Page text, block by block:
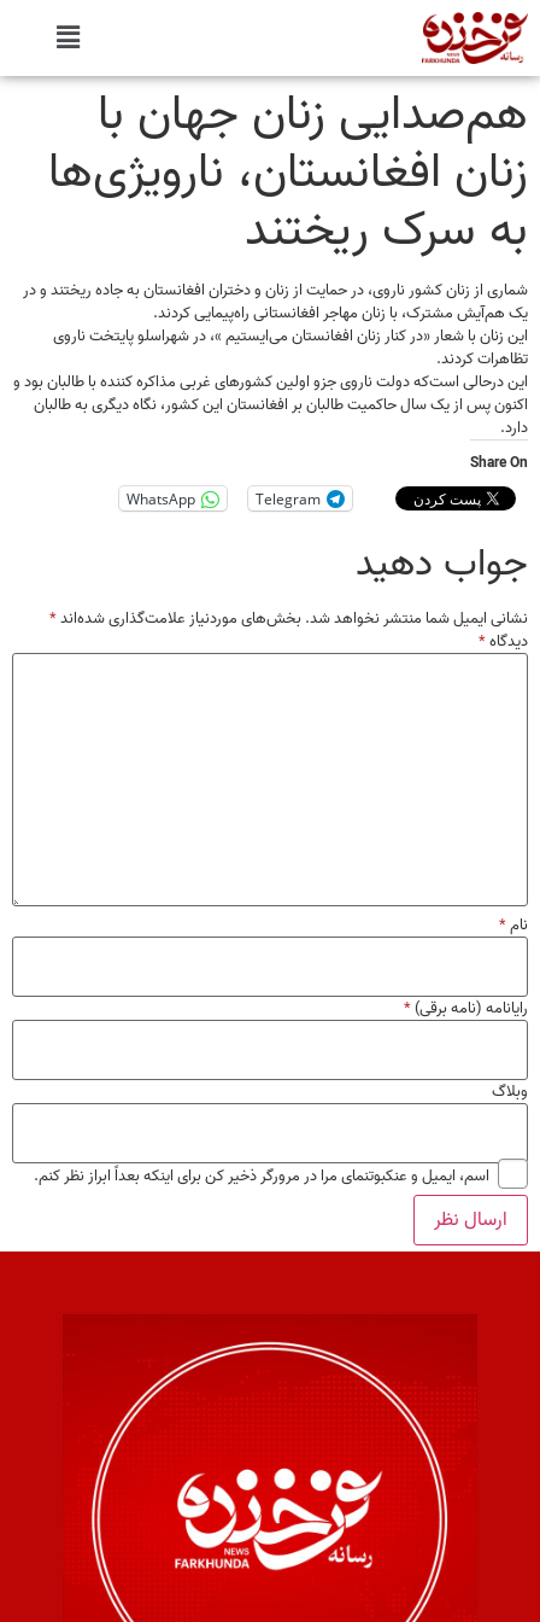
هم‌صدایی زنان جهان با
زنان افغانستان، نارویژی‌ها
به سرک ریختند
شماری از زنان کشور ناروی، در حمایت از زنان و دختران افغانستان به جاده ریختند و در
یک هم‌آیش مشترک، با زنان مهاجر افغانستانی راه‌پیمایی کردند.
این زنان با شعار «در کنار زنان افغانستان می‌ایستیم »، در شهراسلو پایتخت ناروی
تظاهرات کردند.
این درحالی است‌که دولت ناروی جزو اولین کشورهای غربی مذاکره کننده با طالبان بود و
اکنون پس از یک سال حاکمیت طالبان بر افغانستان این کشور، نگاه دیگری به طالبان
دارد.
Share On
Telegram
WhatsApp
جواب دهید
نشانی ایمیل شما منتشر نخواهد شد.بخش‌های موردنیاز علامت‌گذاری شده‌اند*
دیدگاه*
نام*
رایانامه (نامه برقی)*
وبلاگ
اسم، ایمیل و عنکبوتنمای مرا در مرورگر ذخیر کن برای اینکه بعداً ابراز نظر کنم.